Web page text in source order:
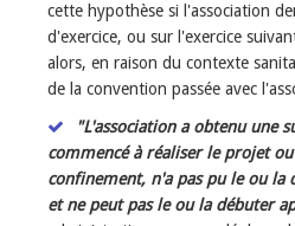
cette hypothèse si l'association
d'exercice, ou sur l'exercice
alors, en raison du contexte
de la convention passée avec
"L'association a obtenu une
commencé à réaliser le projet
confinement, n'a pas pu le ou la
et ne peut pas le ou la débuter